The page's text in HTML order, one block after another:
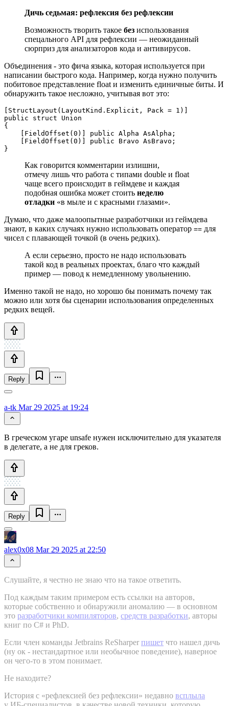
Дичь седьмая: рефлексия без рефлексии
Возможность творить такое без использования
спецального API для рефлексии — неожиданный
сюрприз для анализаторов кода и антивирусов.
Объединения - это фича языка, которая используется при
написании быстрого кода. Например, когда нужно получить
побитовое представление float и изменить единичные биты. И
обнаружить такое несложно, учитывая вот это:
[StructLayout(LayoutKind.Explicit, Pack = 1)]
public struct Union
{
    [FieldOffset(0)] public Alpha AsAlpha;
    [FieldOffset(0)] public Bravo AsBravo;
}
Как говорится комментарии излишни,
отмечу лишь что работа с типами double и float
чаще всего происходит в геймдеве и каждая
подобная ошибка может стоить неделю
отладки «в мыле и с красными глазами».
Думаю, что даже малоопытные разработчики из геймдева
знают, в каких случаях нужно использовать оператор == для
чисел с плавающей точкой (в очень редких).
А если серьезно, просто не надо использовать
такой код в реальных проектах, благо что каждый
пример — повод к немедленному увольнению.
Именно такой не надо, но хорошо бы понимать почему так
можно или хотя бы сценарии использования определенных
редких вещей.
Reply
a-tk Mar 29 2025 at 19:24
В греческом угаре unsafe нужен исключительно для указателя
в делегате, а не для греков.
Reply
alex0x08 Mar 29 2025 at 22:50
Слушайте, я честно не знаю что на такое ответить.
Под каждым таким примером есть ссылки на авторов,
которые собственно и обнаружили аномалию — в основном
это разработчики компиляторов, средств разработки, авторы
книг по C# и PhD.
Если член команды Jetbrains ReSharper пишет что нашел дичь
(ну ок - нестандартное или необычное поведение), наверное
он чего-то в этом понимает.
Не находите?
История с «рефлексией без рефлексии» недавно всплыла